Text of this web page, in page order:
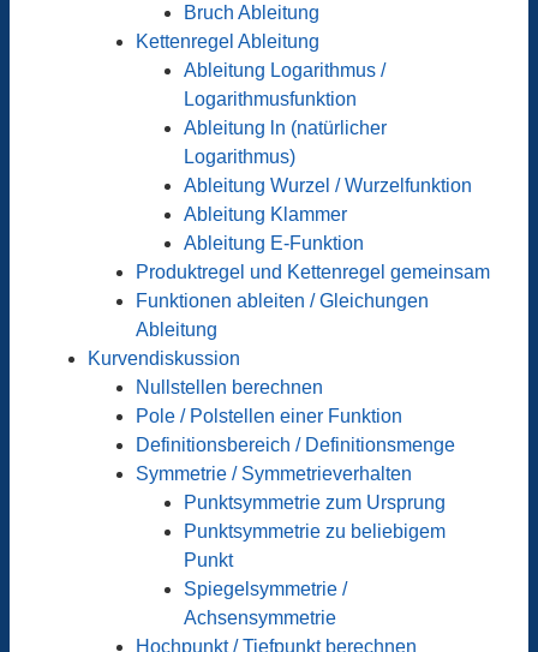
Bruch Ableitung
Kettenregel Ableitung
Ableitung Logarithmus /
Logarithmusfunktion
Ableitung ln (natürlicher
Logarithmus)
Ableitung Wurzel / Wurzelfunktion
Ableitung Klammer
Ableitung E-Funktion
Produktregel und Kettenregel gemeinsam
Funktionen ableiten / Gleichungen
Ableitung
Kurvendiskussion
Nullstellen berechnen
Pole / Polstellen einer Funktion
Definitionsbereich / Definitionsmenge
Symmetrie / Symmetrieverhalten
Punktsymmetrie zum Ursprung
Punktsymmetrie zu beliebigem
Punkt
Spiegelsymmetrie /
Achsensymmetrie
Hochpunkt / Tiefpunkt berechnen